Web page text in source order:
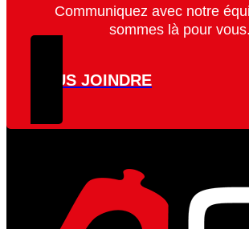
Communiquez avec notre
sommes là pour vous.
NOUS JOINDRE